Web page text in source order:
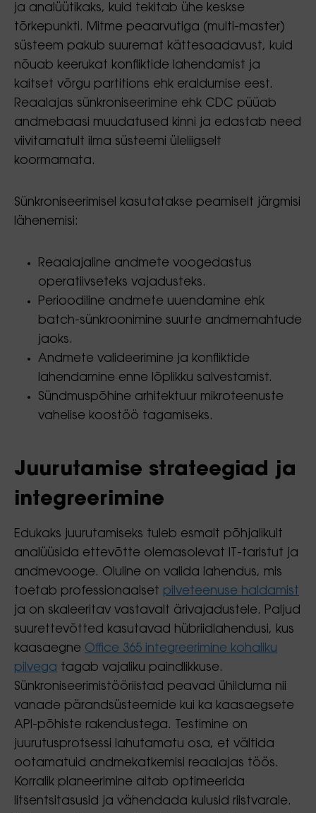
ja analüütikaks, kuid tekitab ühe keskse
tõrkepunkti. Mitme peaarvutiga (multi-master)
süsteem pakub suuremat kättesaadavust, kuid
nõuab keerukat konfliktide lahendamist ja
kaitset võrgu partitions ehk eraldumise eest.
Reaalajas sünkroniseerimine ehk CDC püüab
andmebaasi muudatused kinni ja edastab need
viivitamatult ilma süsteemi üleliigselt
koormamata.
Sünkroniseerimisel kasutatakse peamiselt järgmisi
lähenemisi:
Reaalajaline andmete voogedastus
operatiivseteks vajadusteks.
Perioodiline andmete uuendamine ehk
batch-sünkroonimine suurte andmemahtude
jaoks.
Andmete valideerimine ja konfliktide
lahendamine enne lõplikku salvestamist.
Sündmuspõhine arhitektuur mikroteenuste
vahelise koostöö tagamiseks.
Juurutamise strateegiad ja
integreerimine
Edukaks juurutamiseks tuleb esmalt põhjalikult
analüüsida ettevõtte olemasolevat IT-taristut ja
andmevooge. Oluline on valida lahendus, mis
toetab professionaalset pilveteenuse haldamist
ja on skaleeritav vastavalt ärivajadustele. Paljud
suurettevõtted kasutavad hübriidlahendusi, kus
kaasaegne Office 365 integreerimine kohaliku
pilvega tagab vajaliku paindlikkuse.
Sünkroniseerimistööriistad peavad ühilduma nii
vanade pärandsüsteemide kui ka kaasaegsete
API-põhiste rakendustega. Testimine on
juurutusprotsessi lahutamatu osa, et vältida
ootamatuid andmekatkemisi reaalajas töös.
Korralik planeerimine aitab optimeerida
litsentsitasusid ja vähendada kulusid riistvarale.